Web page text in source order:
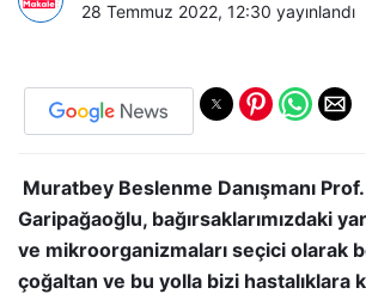
28 Temmuz 2022, 12:30 yayınlandı
Muratbey Beslenme Danışmanı
Garipağaoğlu, bağırsaklarımızdaki
ve mikroorganizmaları seçici olarak
çoğaltan ve bu yolla bizi hastalıklara